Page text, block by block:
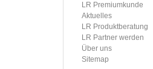
LR Premiumkunde
Aktuelles
LR Produktberatung
LR Partner werden
Über uns
Sitemap